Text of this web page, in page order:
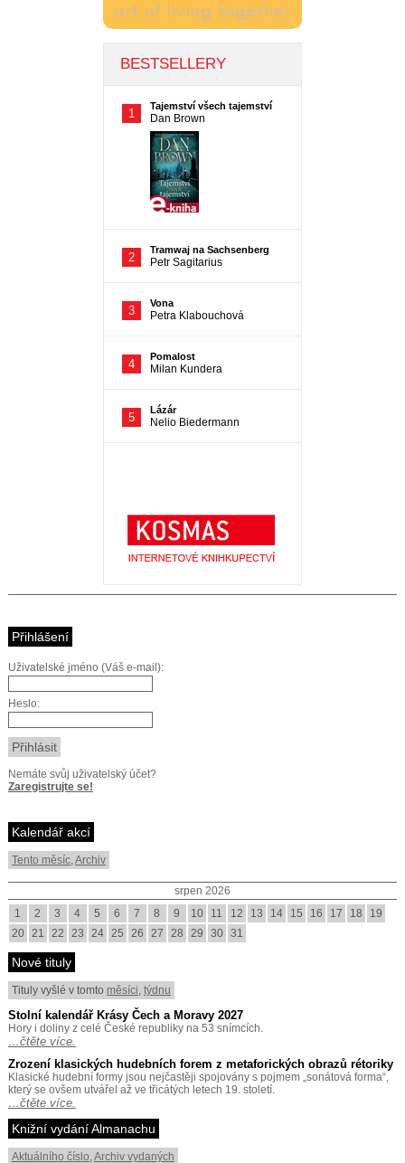
Přihlášení
Uživatelské jméno (Váš e-mail):
Heslo:
Nemáte svůj uživatelský účet?
Zaregistrujte se!
Kalendář akcí
Tento měsíc,Archiv
srpen 2026
1
2 3 4 5 6 7 8 9 10 11 12 13 14 15 16 17 18
19
20 21 22 23 24 25 26 27 28 29 30 31
Nové tituly
Tituly vyšlé v tomto měsíci, týdnu
Stolní kalendář Krásy Čech a Moravy 2027
Hory i doliny z celé České republiky na 53 snímcích.
…čtěte více.
Zrození klasických hudebních forem z metaforických obrazů rétoriky
Klasické hudební formy jsou nejčastěji spojovány s pojmem „sonátová forma“,
který se ovšem utvářel až ve třicátých letech 19. století.
…čtěte více.
Knižní vydání Almanachu
Aktuálního číslo,Archiv vydaných